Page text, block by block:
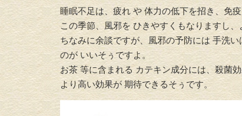
睡眠不足は、疲れ や 体力の低下を招き、免
この季節、風邪を ひきやすくもなりますし、
ちなみに余談ですが、風邪の予防には 手洗
のが いいそぅですよ。
お茶 等に含まれる カテキン成分には、殺菌
より高い効果が 期待できるそぅです。